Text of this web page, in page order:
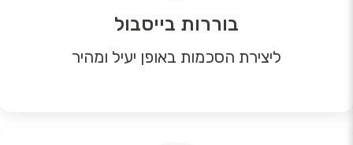
בוררות בייסבול
ליצירת הסכמות באופן יעיל ומהיר